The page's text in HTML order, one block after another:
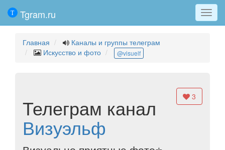
Меню
Tgram.ru
Главная
Каналы и группы телеграм
Искусство и фото
@visuelf
3
Телеграм канал
Визуэльф